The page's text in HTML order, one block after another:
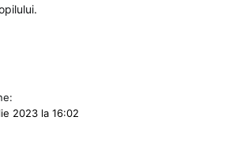
2023 la 16:02